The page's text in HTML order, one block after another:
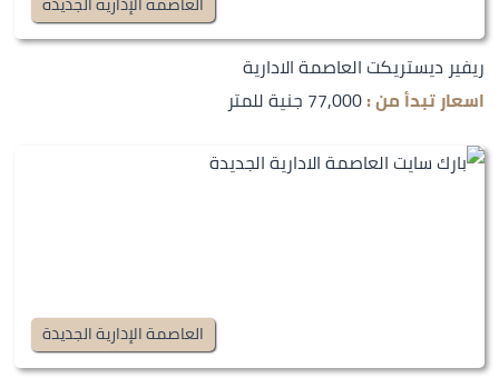
ريفير ديستريكت العاصمة الادارية
اسعار تبدأ من :77,000 جنية للمتر
العاصمة الإدارية الجديدة